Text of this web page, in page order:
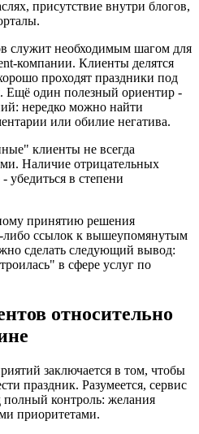
присутствие внутри блогов,
служит необходимым шагом для
компании. Клиенты делятся
проходят праздники под
Ещё один полезный ориентир -
нередко можно найти
или обилие негатива.
клиенты не всегда
Наличие отрицательных
убедиться в степени
принятию решения
либо ссылок к вышеупомянутым
сделать следующий вывод:
в сфере услуг по
относительно
заключается в том, чтобы
праздник. Разумеется, сервис
полный контроль: желания
приоритетами.